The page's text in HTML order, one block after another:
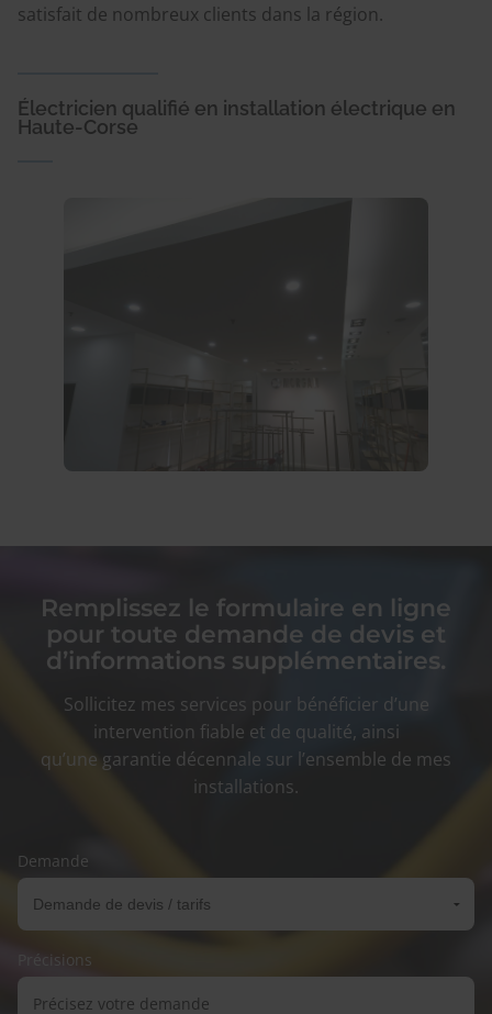
satisfait de nombreux clients dans la région.
Électricien qualifié en installation électrique en
Haute-Corse
Remplissez le formulaire en ligne
pour toute demande de devis et
d’informations supplémentaires.
Sollicitez mes services pour bénéficier d’une
intervention fiable et de qualité, ainsi
qu’une garantie décennale sur l’ensemble de mes
installations.
Demande
Précisions